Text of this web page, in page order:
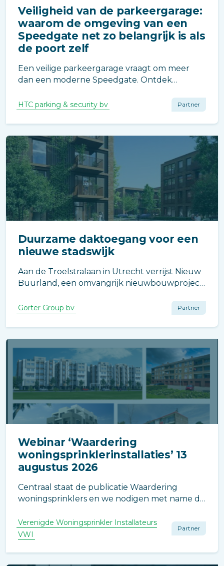
Veiligheid van de parkeergarage:
waarom de omgeving van een
Speedgate net zo belangrijk is als
de poort zelf
Een veilige parkeergarage vraagt om meer
dan een moderne Speedgate. Ontdek
toegangspoort essentieel is voor een veilige
HTC parking & security bv Partner
Duurzame daktoegang voor een
nieuwe stadswijk
Aan de Troelstralaan in Utrecht verrijst Nieuw
Buurland, een omvangrijk nieuwbouwproject
aantrekkelijke leefomgeving samenkomen.
Gorter Group bv Partner
Webinar ‘Waardering
woningsprinklerinstallaties’ 13
augustus 2026
Centraal staat de publicatie Waardering
woningsprinklers en we nodigen met name de
uit voor deelname aan dit gratis webinar.
Verenigde Woningsprinkler Installateurs
VWI
Partner